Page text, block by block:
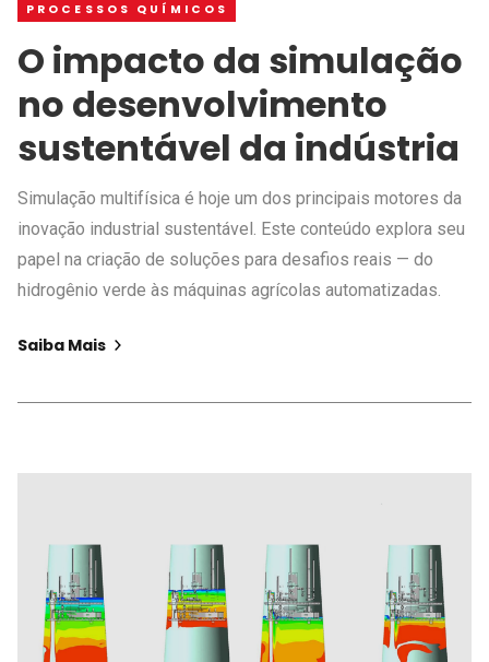
PROCESSOS QUÍMICOS
O impacto da simulação
no desenvolvimento
sustentável da indústria
Simulação multifísica é hoje um dos principais motores da
inovação industrial sustentável. Este conteúdo explora seu
papel na criação de soluções para desafios reais — do
hidrogênio verde às máquinas agrícolas automatizadas.
Saiba Mais